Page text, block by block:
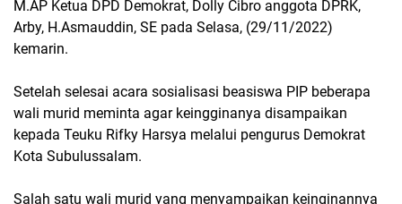
M.AP Ketua DPD Demokrat, Dolly Cibro anggota DPRK,
Arby, H.Asmauddin, SE pada Selasa, (29/11/2022)
kemarin.
Setelah selesai acara sosialisasi beasiswa PIP beberapa
wali murid meminta agar keingginanya disampaikan
kepada Teuku Rifky Harsya melalui pengurus Demokrat
Kota Subulussalam.
Salah satu wali murid yang menyampaikan keinginannya